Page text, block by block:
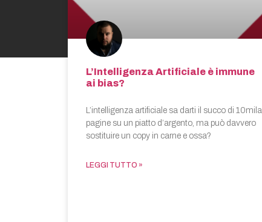
L’Intelligenza Artificiale è immune
ai bias?
L’intelligenza artificiale sa darti il succo di 10mila
pagine su un piatto d’argento, ma può davvero
sostituire un copy in carne e ossa?
LEGGI TUTTO »